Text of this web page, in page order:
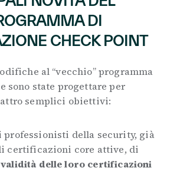
DI
CHECK POINT
al “vecchio” programma
sono state progettare per
semplici obiettivi:
professionisti della security, già
certificazioni core attive, di
validità delle loro certificazioni